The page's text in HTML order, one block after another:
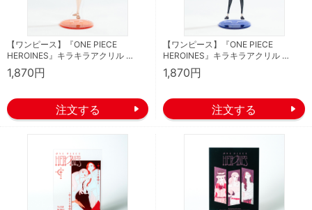
【ワンピース】『ONE PIECE
HEROINES』キラキラアクリル …
1,870円
【ワンピース】『ONE PIECE
HEROINES』キラキラアクリル …
1,870円